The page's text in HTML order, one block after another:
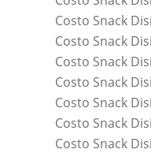
Costo Snack
Costo Snack
Costo Snack
Costo Snack
Costo Snack
Costo Snack
Costo Snack